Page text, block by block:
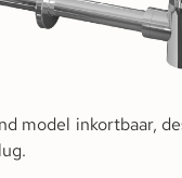
model inkortbaar,